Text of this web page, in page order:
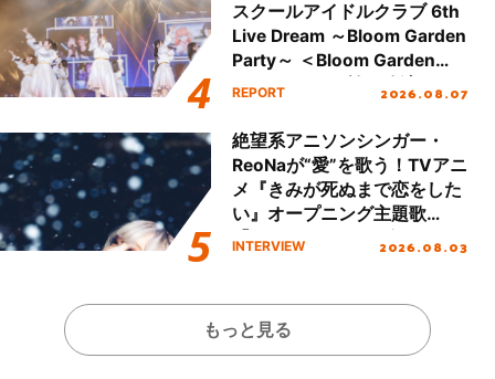
スクールアイドルクラブ 6th
Live Dream ～Bloom Garden
Party～ ＜Bloom Garden
Party Stage／埼玉公演＞”
REPORT 2026.08.07
絶望系アニソンシンガー・
ReoNaが“愛”を歌う！TVアニ
メ『きみが死ぬまで恋をした
い』オープニング主題歌
「Amore」インタビュー
INTERVIEW 2026.08.03
もっと見る